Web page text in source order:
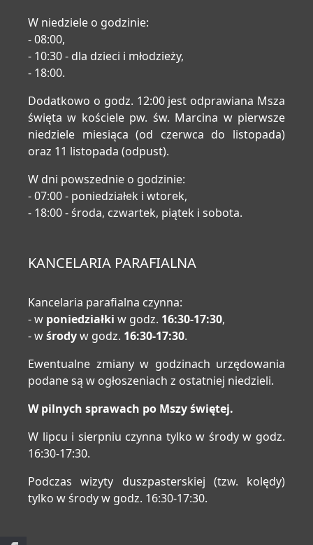
W niedziele o godzinie:
- 08:00,
- 10:30 - dla dzieci i młodzieży,
- 18:00.
Dodatkowo o godz. 12:00 jest odprawiana Msza
święta w kościele pw. św. Marcina w pierwsze
niedziele miesiąca (od czerwca do listopada)
oraz 11 listopada (odpust).
W dni powszednie o godzinie:
- 07:00 - poniedziałek i wtorek,
- 18:00 - środa, czwartek, piątek i sobota.
KANCELARIA PARAFIALNA
Kancelaria parafialna czynna:
- w poniedziałki w godz. 16:30-17:30,
- wśrodyw godz. 16:30-17:30.
Ewentualne zmiany w godzinach urzędowania
podane są w ogłoszeniach z ostatniej niedzieli.
W pilnych sprawach po Mszy świętej.
W lipcu i sierpniu czynna tylko w środy w godz.
16:30-17:30.
Podczas wizyty duszpasterskiej (tzw. kolędy)
tylko w środy w godz. 16:30-17:30.